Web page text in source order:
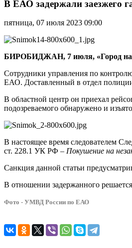
задержали
заезжего
гастролера
с
партией
В ЕАО задержали заезжего
пятница, 07 июля 2023 09:00
БИРОБИДЖАН, 7 июля, «Город на
Сотрудники управления по
ЕАО. Доставленный в отдел полиции
В областной центр он приехал
подозреваемого обнаружено и
В настоящее время следователем
ст. 228.1 УК РФ – Покушение на
Санкция данной статьи
В отношении задержанного
Фото - УМВД России по ЕАО